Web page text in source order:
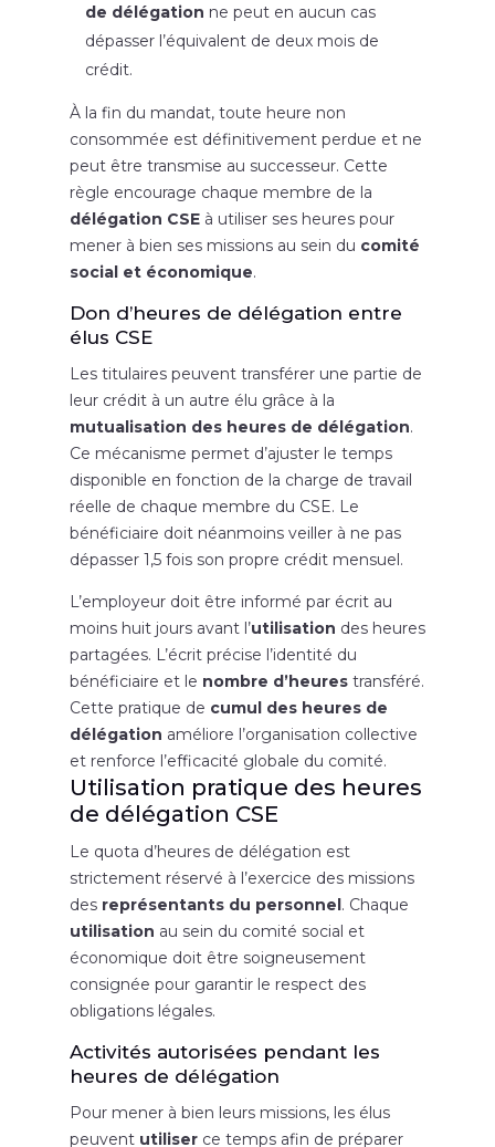
de délégation ne peut en aucun cas
dépasser l’équivalent de deux mois de
crédit.
À la fin du mandat, toute heure non
consommée est définitivement perdue et ne
peut être transmise au successeur. Cette
règle encourage chaque membre de la
délégation CSEà utiliser ses heures pour
mener à bien ses missions au sein du comité
social et économique.
Don d’heures de délégation entre
élus CSE
Les titulaires peuvent transférer une partie de
leur crédit à un autre élu grâce à la
mutualisation des heures de délégation.
Ce mécanisme permet d’ajuster le temps
disponible en fonction de la charge de travail
réelle de chaque membre du CSE. Le
bénéficiaire doit néanmoins veiller à ne pas
dépasser 1,5 fois son propre crédit mensuel.
L’employeur doit être informé par écrit au
moins huit jours avant l’utilisation des heures
partagées. L’écrit précise l’identité du
bénéficiaire et le nombre d’heurestransféré.
Cette pratique de cumul des heures de
délégation améliore l’organisation collective
et renforce l’efficacité globale du comité.
Utilisation pratique des heures
de délégation CSE
Le quota d’heures de délégation est
strictement réservé à l’exercice des missions
des représentants du personnel. Chaque
utilisation au sein du comité social et
économique doit être soigneusement
consignée pour garantir le respect des
obligations légales.
Activités autorisées pendant les
heures de délégation
Pour mener à bien leurs missions, les élus
peuvent utiliserce temps afin de préparer